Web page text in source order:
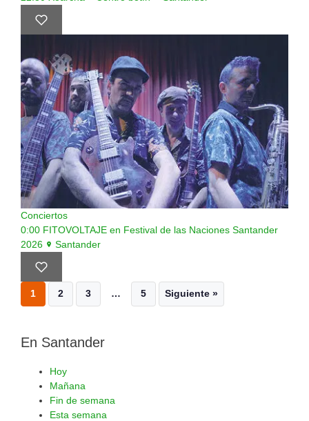
Conciertos
0:00 FITOVOLTAJE en Festival de las Naciones Santander
2026
Santander
1 2 3 … 5 Siguiente »
En Santander
Hoy
Mañana
Fin de semana
Esta semana